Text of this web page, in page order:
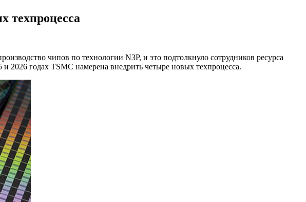
техпроцесса
чипов по технологии N3P, и это подтолкнуло сотрудников ресурса
годах TSMC намерена внедрить четыре новых техпроцесса.